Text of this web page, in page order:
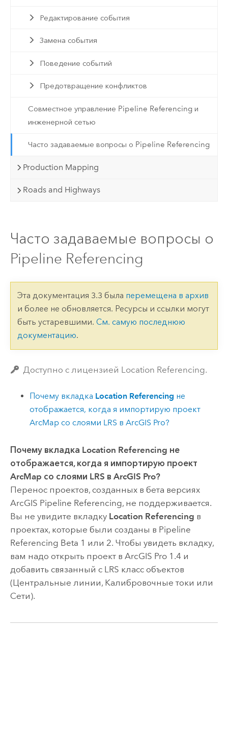
Редактирование события
Замена события
Поведение событий
Предотвращение конфликтов
Совместное управление Pipeline Referencing и
инженерной сетью
Часто задаваемые вопросы о Pipeline Referencing
Production Mapping
Roads and Highways
Часто задаваемые вопросы о
Pipeline Referencing
Эта документация 3.3 была перемещена в архив
и более не обновляется. Ресурсы и ссылки могут
быть устаревшими. См. самую последнюю
документацию.
Доступно с лицензией Location Referencing.
Почему вкладка Location Referencing не
отображается, когда я импортирую проект
ArcMap со слоями LRS вArcGIS Pro?
Почему вкладка Location Referencing не
отображается, когда я импортирую проект
ArcMap со слоями LRS в ArcGIS Pro?
Перенос проектов, созданных в бета версиях
ArcGIS Pipeline Referencing, не поддерживается.
Вы не увидите вкладку Location Referencing в
проектах, которые были созданы в Pipeline
Referencing Beta 1 или 2. Чтобы увидеть вкладку,
вам надо открыть проект в ArcGIS Pro1.4 и
добавить связанный с LRS класс объектов
(Центральные линии, Калибровочные токи или
Сети).